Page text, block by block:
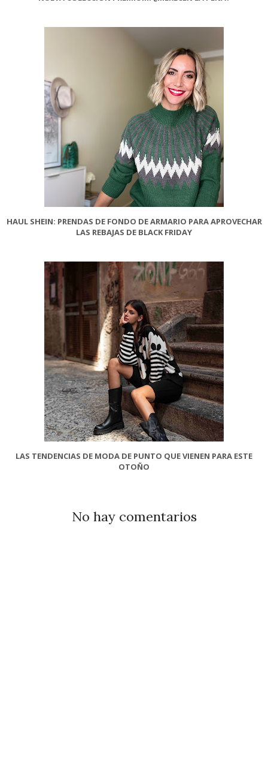
HAUL SHEIN: PRENDAS DE FONDO DE ARMARIO PARA APROVECHAR
LAS REBAJAS DE BLACK FRIDAY
LAS TENDENCIAS DE MODA DE PUNTO QUE VIENEN PARA ESTE
OTOÑO
No hay comentarios